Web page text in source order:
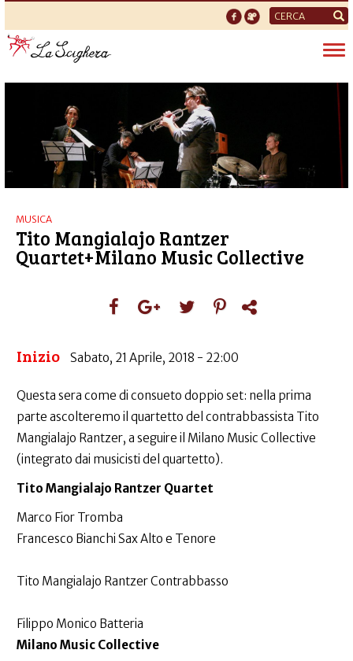
Form
di
ricerca
MUSICA
Tito Mangialajo Rantzer
Quartet+Milano Music Collective
Inizio Sabato, 21 Aprile, 2018 - 22:00
Questa sera come di consueto doppio set: nella prima
parte ascolteremo il quartetto del contrabbassista Tito
Mangialajo Rantzer, a seguire il Milano Music Collective
(integrato dai musicisti del quartetto).
Tito Mangialajo Rantzer Quartet
Marco Fior Tromba
Francesco Bianchi Sax Alto e Tenore
Tito Mangialajo Rantzer Contrabbasso
Filippo Monico Batteria
Milano Music Collective